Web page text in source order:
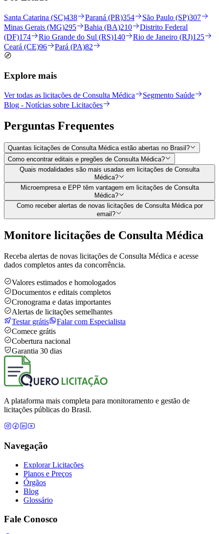
Santa Catarina (SC)438 Paraná (PR)354 São Paulo (SP)307
Minas Gerais (MG)295 Bahia (BA)210
Distrito Federal
(DF)174 Rio Grande do Sul (RS)140 Rio de Janeiro (RJ)125
Ceará (CE)96 Pará (PA)82
Explore mais
Ver todas as licitações de Consulta Médica
Segmento Saúde
Blog - Notícias sobre Licitações
Perguntas Frequentes
Quantas licitações de Consulta Médica estão abertas no Brasil?
Como encontrar editais e pregões de Consulta Médica?
Quais modalidades são mais usadas em licitações de Consulta
Médica?
Microempresa e EPP têm vantagem em licitações de Consulta
Médica?
Como receber alertas de novas licitações de Consulta Médica por
email?
Monitore licitações de Consulta Médica
Receba alertas de novas licitações de Consulta Médica e acesse
dados completos antes da concorrência.
Valores estimados e homologados
Documentos e editais completos
Cronograma e datas importantes
Alertas de licitações semelhantes
Testar grátis
Falar com Especialista
Comece grátis
Cobertura nacional
Garantia 30 dias
A plataforma mais completa para monitoramento e gestão de
licitações públicas do Brasil.
Navegação
Explorar Licitações
Planos e Preços
Órgãos
Blog
Glossário
Fale Conosco